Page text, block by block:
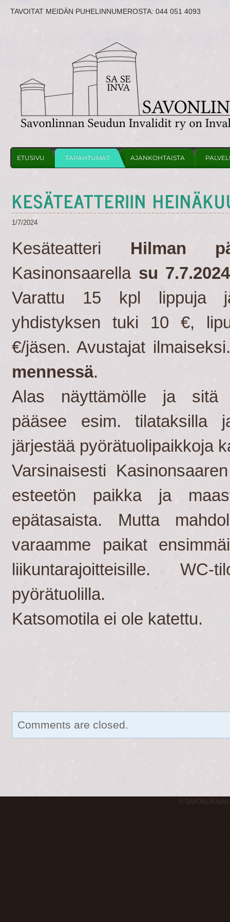
TAVOITAT MEIDÄN PUHELINNUMEROSTA: 044 051 4093
ETUSIVU TAPAHTUMAT AJANKOHTAISTA
KESÄTEATTERIIN
1/7/2024
Kesäteatteri Hilman
Kasinonsaarella su
Varattu 15 kpl lippuja
yhdistyksen tuki 10 €,
€/jäsen. Avustajat
mennessä.
Alas näyttämölle ja sitä
pääsee esim. tilataksilla
järjestää pyörätuolipaikkoja
Varsinaisesti
esteetön paikka ja
epätasaista. Mutta
varaamme paikat
liikuntarajoitteisille.
pyörätuolilla.
Katsomotila ei ole katettu.
Comments are closed.
©